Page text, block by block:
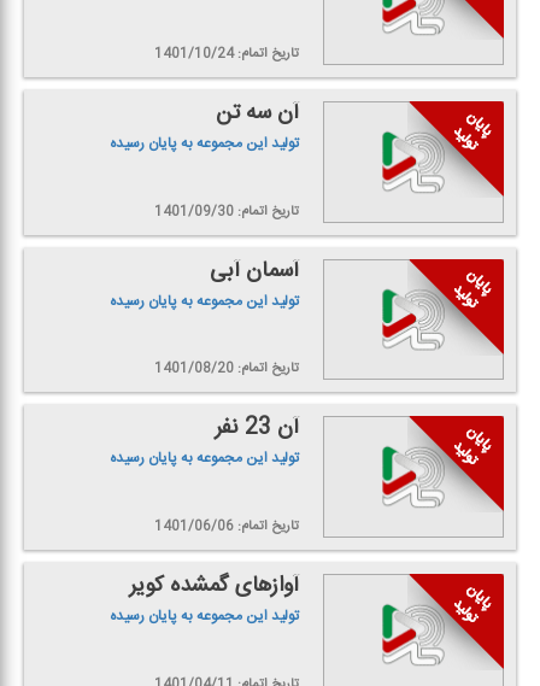
تاریخ اتمام: 1401/10/24
آن سه تن
تولید این مجموعه به پایان رسیده
تاریخ اتمام: 1401/09/30
آسمان آبی
تولید این مجموعه به پایان رسیده
تاریخ اتمام: 1401/08/20
آن 23 نفر
تولید این مجموعه به پایان رسیده
تاریخ اتمام: 1401/06/06
آوازهای گمشده كویر
تولید این مجموعه به پایان رسیده